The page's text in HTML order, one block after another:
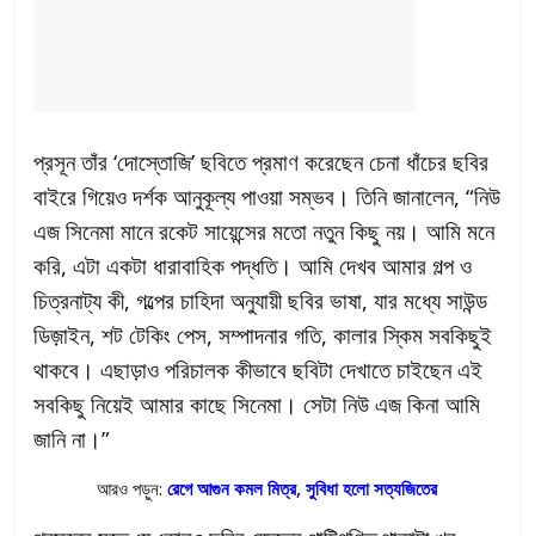
প্রসূন তাঁর ‘দোস্তোজি’ ছবিতে প্রমাণ করেছেন চেনা ধাঁচের ছবির
বাইরে গিয়েও দর্শক আনুকূল্য পাওয়া সম্ভব। তিনি জানালেন, “নিউ
এজ সিনেমা মানে রকেট সায়েন্সের মতো নতুন কিছু নয়। আমি মনে
করি, এটা একটা ধারাবাহিক পদ্ধতি। আমি দেখব আমার গল্প ও
চিত্রনাট্য কী, গল্পের চাহিদা অনুযায়ী ছবির ভাষা, যার মধ্যে সাউন্ড
ডিজ়াইন, শট টেকিং পেস, সম্পাদনার গতি, কালার স্কিম সবকিছুই
থাকবে। এছাড়াও পরিচালক কীভাবে ছবিটা দেখাতে চাইছেন এই
সবকিছু নিয়েই আমার কাছে সিনেমা। সেটা নিউ এজ কিনা আমি
জানি না।”
আরও পড়ুন:রেগে আগুন কমল মিত্র, সুবিধা হলো সত্যজিতের